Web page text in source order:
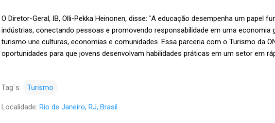
O Diretor-Geral, IB, Olli-Pekka Heinonen, disse: "A educação desempenha um papel
indústrias, conectando pessoas e promovendo responsabilidade em uma economia
turismo une culturas, economias e comunidades. Essa parceria com o Turismo da
oportunidades para que jovens desenvolvam habilidades práticas em um setor em
Tag´s: Turismo
Localidade: Rio de Janeiro, RJ, Brasil